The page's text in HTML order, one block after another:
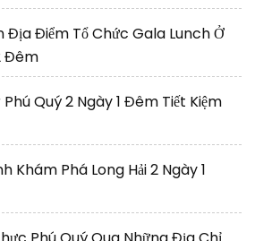
Địa Điểm Tổ Chức Gala Lunch Ở
Đêm
Quý 2 Ngày 1 Đêm Tiết Kiệm
Khám Phá Long Hải 2 Ngày 1